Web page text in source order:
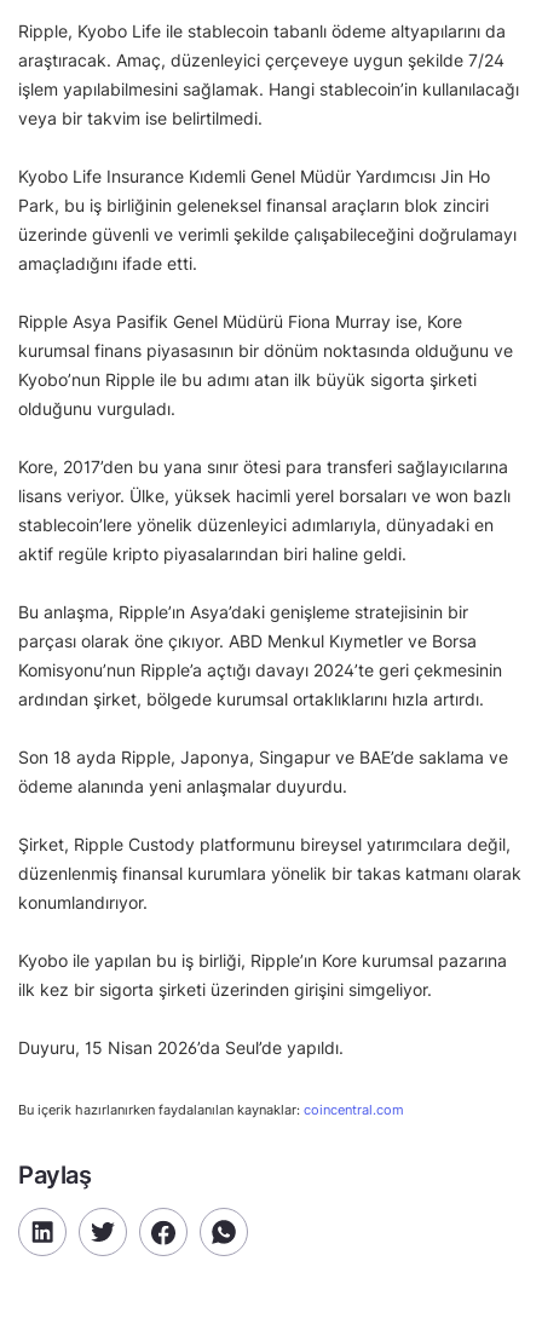
Ripple, Kyobo Life ile stablecoin tabanlı ödeme altyapılarını da
araştıracak. Amaç, düzenleyici çerçeveye uygun şekilde 7/24
işlem yapılabilmesini sağlamak. Hangi stablecoin’in kullanılacağı
veya bir takvim ise belirtilmedi.
Kyobo Life Insurance Kıdemli Genel Müdür Yardımcısı Jin Ho
Park, bu iş birliğinin geleneksel finansal araçların blok zinciri
üzerinde güvenli ve verimli şekilde çalışabileceğini doğrulamayı
amaçladığını ifade etti.
Ripple Asya Pasifik Genel Müdürü Fiona Murray ise, Kore
kurumsal finans piyasasının bir dönüm noktasında olduğunu ve
Kyobo’nun Ripple ile bu adımı atan ilk büyük sigorta şirketi
olduğunu vurguladı.
Kore, 2017’den bu yana sınır ötesi para transferi sağlayıcılarına
lisans veriyor. Ülke, yüksek hacimli yerel borsaları ve won bazlı
stablecoin’lere yönelik düzenleyici adımlarıyla, dünyadaki en
aktif regüle kripto piyasalarından biri haline geldi.
Bu anlaşma, Ripple’ın Asya’daki genişleme stratejisinin bir
parçası olarak öne çıkıyor. ABD Menkul Kıymetler ve Borsa
Komisyonu’nun Ripple’a açtığı davayı 2024’te geri çekmesinin
ardından şirket, bölgede kurumsal ortaklıklarını hızla artırdı.
Son 18 ayda Ripple, Japonya, Singapur ve BAE’de saklama ve
ödeme alanında yeni anlaşmalar duyurdu.
Şirket, Ripple Custody platformunu bireysel yatırımcılara değil,
düzenlenmiş finansal kurumlara yönelik bir takas katmanı olarak
konumlandırıyor.
Kyobo ile yapılan bu iş birliği, Ripple’ın Kore kurumsal pazarına
ilk kez bir sigorta şirketi üzerinden girişini simgeliyor.
Duyuru, 15 Nisan 2026’da Seul’de yapıldı.
Bu içerik hazırlanırken faydalanılan kaynaklar: coincentral.com
Paylaş